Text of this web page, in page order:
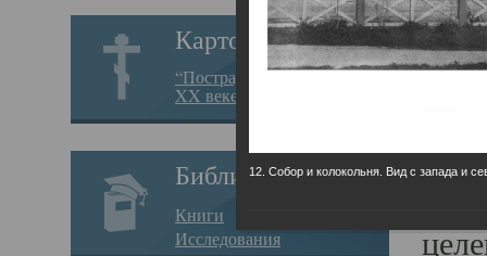
Картотека
“Пострадавшие за веру в
XX веке на Севере”
Библиотека
Книги
Исследования
12. Собор и колокольня. Вид с запада и